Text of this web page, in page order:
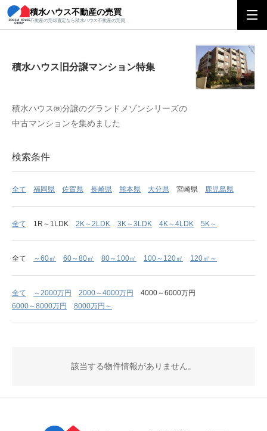
積水ハウス不動産の売買
不動産の売却査定なら積水ハウス不動産の売買
積水ハウス旧分譲マンション特集
積水ハウス旧分譲マンション特集
積水ハウス㈱分譲のグランドメゾンシリーズの
中古マンションを集めました
検索条件
全て 福岡県 佐賀県 長崎県 熊本県 大分県 宮崎県 鹿児島県
全て 1R～1LDK 2K～2LDK 3K～3LDK 4K～4LDK 5K～
全て ～60㎡ 60～80㎡ 80～100㎡ 100～120㎡ 120㎡～
全て ～2000万円 2000～4000万円
4000～6000万円
6000～8000万円
8000万円～
該当する物件情報がありません。